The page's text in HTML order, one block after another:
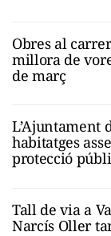
Obres al
millora de
de març
L’Ajuntament
habitatges
protecció
Tall de via a
Narcís Oller